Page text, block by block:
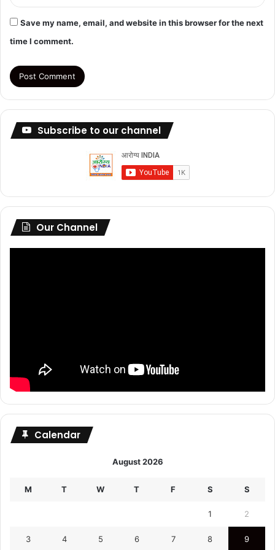
Save my name, email, and website in this browser for the next
time I comment.
Subscribe to our channel
Our Channel
Calendar
August 2026
M T W T F S S
1 2
3 4 5 6 7 8 9